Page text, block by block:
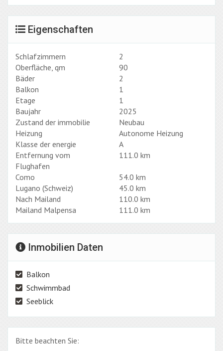
Eigenschaften
Schlafzimmern
2
Oberfläche, qm
90
Bäder
2
Balkon
1
Etage
1
Baujahr
2025
Zustand der immobilie
Neubau
Heizung
Autonome Heizung
Klasse der energie
A
Entfernung vom
Flughafen
111.0 km
Como
54.0 km
Lugano (Schweiz)
45.0 km
Nach Mailand
110.0 km
Mailand Malpensa
111.0 km
Inmobilien Daten
Balkon
Schwimmbad
Seeblick
Bitte beachten Sie: